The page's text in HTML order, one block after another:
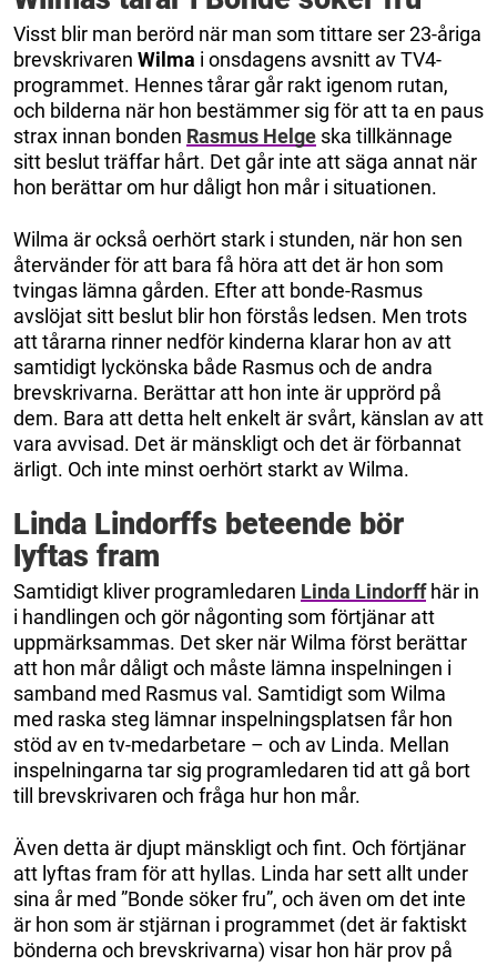
Visst blir man berörd när man som tittare ser 23-åriga
brevskrivaren Wilma i onsdagens avsnitt av TV4-
programmet. Hennes tårar går rakt igenom rutan,
och bilderna när hon bestämmer sig för att ta en paus
strax innan bonden Rasmus Helge ska tillkännage
sitt beslut träffar hårt. Det går inte att säga annat när
hon berättar om hur dåligt hon mår i situationen.
Wilma är också oerhört stark i stunden, när hon sen
återvänder för att bara få höra att det är hon som
tvingas lämna gården. Efter att bonde-Rasmus
avslöjat sitt beslut blir hon förstås ledsen. Men trots
att tårarna rinner nedför kinderna klarar hon av att
samtidigt lyckönska både Rasmus och de andra
brevskrivarna. Berättar att hon inte är upprörd på
dem. Bara att detta helt enkelt är svårt, känslan av att
vara avvisad. Det är mänskligt och det är förbannat
ärligt. Och inte minst oerhört starkt av Wilma.
Linda Lindorffs beteende bör
lyftas fram
Samtidigt kliver programledaren Linda Lindorffhär in
i handlingen och gör någonting som förtjänar att
uppmärksammas. Det sker när Wilma först berättar
att hon mår dåligt och måste lämna inspelningen i
samband med Rasmus val. Samtidigt som Wilma
med raska steg lämnar inspelningsplatsen får hon
stöd av en tv-medarbetare – och av Linda. Mellan
inspelningarna tar sig programledaren tid att gå bort
till brevskrivaren och fråga hur hon mår.
Även detta är djupt mänskligt och fint. Och förtjänar
att lyftas fram för att hyllas. Linda har sett allt under
sina år med ”Bonde söker fru”, och även om det inte
är hon som är stjärnan i programmet (det är faktiskt
bönderna och brevskrivarna) visar hon här prov på